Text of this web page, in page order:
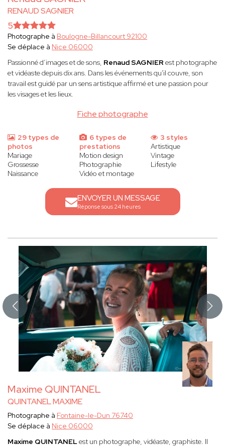
RENAUD SAGNIER
Fiche photographe
5
Photographe à Boulogne-Billancourt 92100
Se déplace à Nice 06000
Passionné d’images et de sons, Renaud SAGNIER est photographe
et vidéaste depuis dix ans. Dans les événements qu'il couvre, son
travail est guidé par un sens artistique affirmé et une passion pour
les visages et les lieux.
29 types de
photos
Mariage
Grossesse
Naissance
6 types de
prestations
Motion design
Photographie
Vidéo et montage
3 styles
Artistique
Vintage
Lifestyle
ENVOYER UN MESSAGE
Réponse sous 24 heures
Maxime QUINTANEL
QUINTANEL MAXIME
Photographe à Fontaine-le-Dun 76740
Se déplace à Nice 06000
Maxime QUINTANELest un photographe, vidéaste, graphiste. Il